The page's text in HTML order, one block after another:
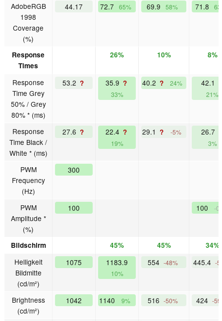
AdobeRGB
1998
Coverage
(%)
44.17 72.7 65% 69.9 58% 71.8
Response
Times
26% 10% 8%
Response
Time Grey
50% / Grey
80% * (ms)
53.2 ? 35.9 ?
33%
40.2 ? 24% 42.1
21%
Response
Time Black /
White * (ms)
27.6 ? 22.4 ?
19%
29.1 ? -5% 26.7
3%
PWM
Frequency
(Hz)
300
PWM
Amplitude *
(%)
100 100 -
Bildschirm 45% 45% 34%
Helligkeit
Bildmitte
(cd/m²)
1075 1183.9
10%
554 -48% 445.4 -
Brightness
(cd/m²)
1042 1140 9% 516 -50% 424 -